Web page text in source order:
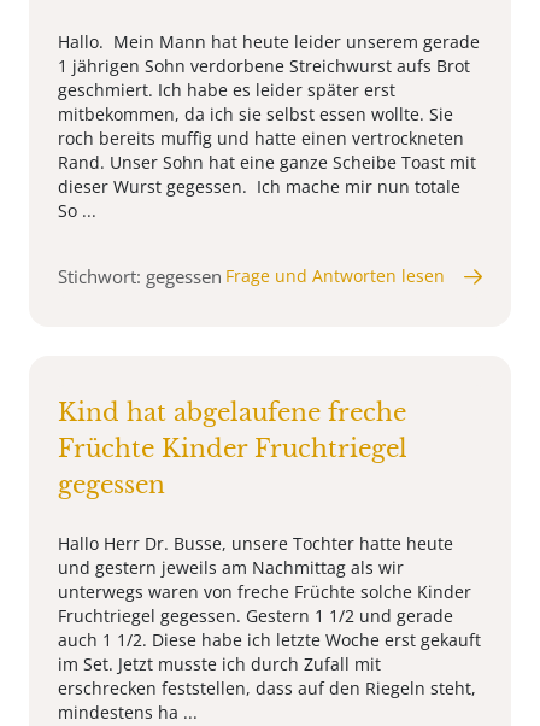
Hallo. Mein Mann hat heute leider unserem gerade
1 jährigen Sohn verdorbene Streichwurst aufs Brot
geschmiert. Ich habe es leider später erst
mitbekommen, da ich sie selbst essen wollte. Sie
roch bereits muffig und hatte einen vertrockneten
Rand. Unser Sohn hat eine ganze Scheibe Toast mit
dieser Wurst gegessen. Ich mache mir nun totale
So ...
Stichwort: gegessen Frage und Antworten lesen
Kind hat abgelaufene freche
Früchte Kinder Fruchtriegel
gegessen
Hallo Herr Dr. Busse, unsere Tochter hatte heute
und gestern jeweils am Nachmittag als wir
unterwegs waren von freche Früchte solche Kinder
Fruchtriegel gegessen. Gestern 1 1/2 und gerade
auch 1 1/2. Diese habe ich letzte Woche erst gekauft
im Set. Jetzt musste ich durch Zufall mit
erschrecken feststellen, dass auf den Riegeln steht,
mindestens ha ...